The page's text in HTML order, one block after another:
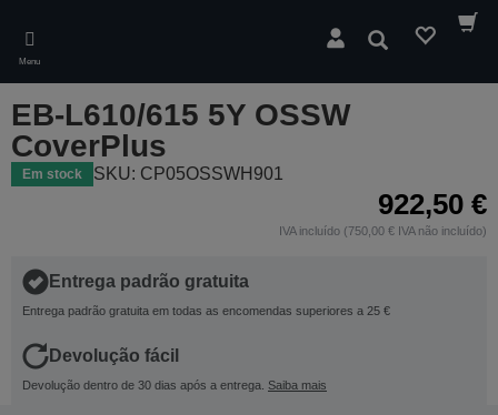
main
content
Menu
Pesquisar
EB-L610/615 5Y OSSW
CoverPlus
Em stock SKU: CP05OSSWH901
922,50 €
IVA incluído (750,00 € IVA não incluído)
Entrega padrão gratuita
Entrega padrão gratuita em todas as encomendas superiores a 25 €
Devolução fácil
Devolução dentro de 30 dias após a entrega. Saiba mais